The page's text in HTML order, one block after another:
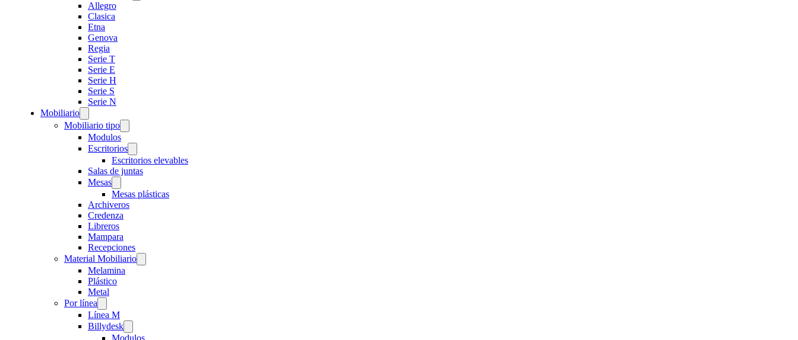
Allegro
Clasica
Etna
Genova
Regia
Serie T
Serie E
Serie H
Serie S
Serie N
Mobiliario
Mobiliario tipo
Modulos
Escritorios
Escritorios elevables
Salas de juntas
Mesas
Mesas plásticas
Archiveros
Credenza
Libreros
Mampara
Recepciones
Material Mobiliario
Melamina
Plástico
Metal
Por línea
Línea M
Billydesk
Modulos